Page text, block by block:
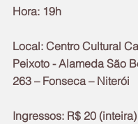
Hora: 19h
Local: Centro Cultural
Peixoto - Alameda São
263 – Fonseca – Niterói
Ingressos: R$ 20